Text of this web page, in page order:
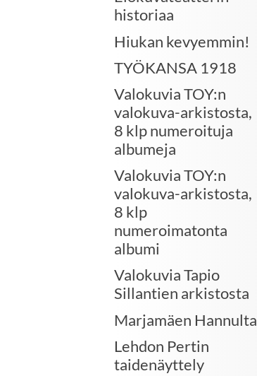
historiaa
Hiukan kevyemmin!
TYÖKANSA 1918
Valokuvia TOY:n
valokuva-arkistosta,
8 klp numeroituja
albumeja
Valokuvia TOY:n
valokuva-arkistosta,
8 klp
numeroimatonta
albumi
Valokuvia Tapio
Sillantien arkistosta
Marjamäen Hannulta
Lehdon Pertin
taidenäyttely